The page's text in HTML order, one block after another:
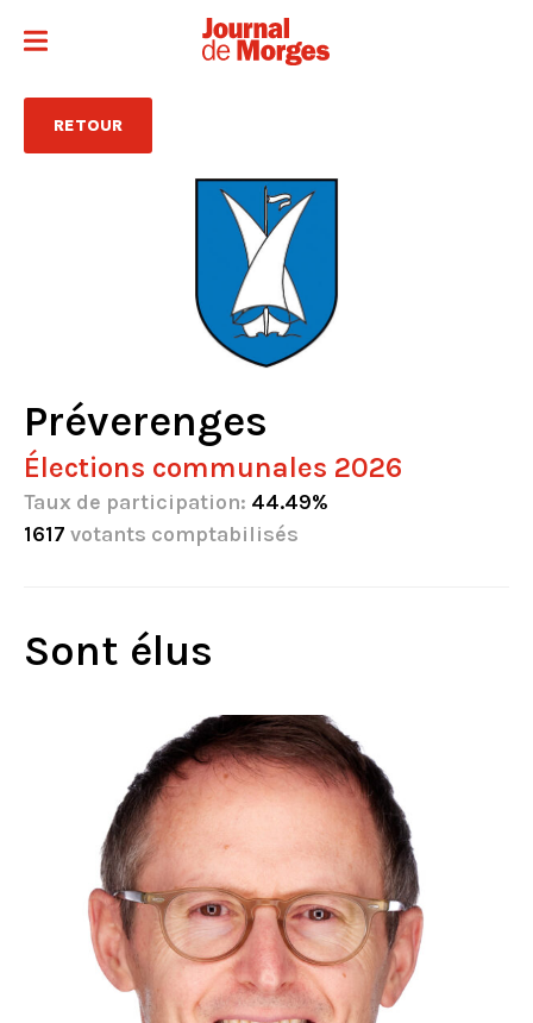
RETOUR
Préverenges
Élections communales 2026
Taux de participation: 44.49%
1617 votants comptabilisés
Sont élus